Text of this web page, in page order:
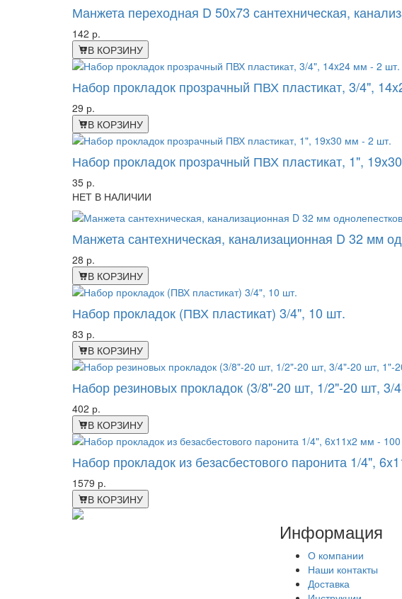
Манжета переходная D 50х73 сантехническая,
142 р.
В КОРЗИНУ
Набор прокладок прозрачный ПВХ пластикат, 3/4",
29 р.
В КОРЗИНУ
Набор прокладок прозрачный ПВХ пластикат, 1",
35 р.
НЕТ В НАЛИЧИИ
Манжета сантехническая, канализационная D 32 мм
28 р.
В КОРЗИНУ
Набор прокладок (ПВХ пластикат) 3/4", 10 шт.
83 р.
В КОРЗИНУ
Набор резиновых прокладок (3/8"-20 шт, 1/2"-20 шт, 3/
402 р.
В КОРЗИНУ
Набор прокладок из безасбестового паронита 1/4",
1579 р.
В КОРЗИНУ
Информация
О компании
Наши контакты
Доставка